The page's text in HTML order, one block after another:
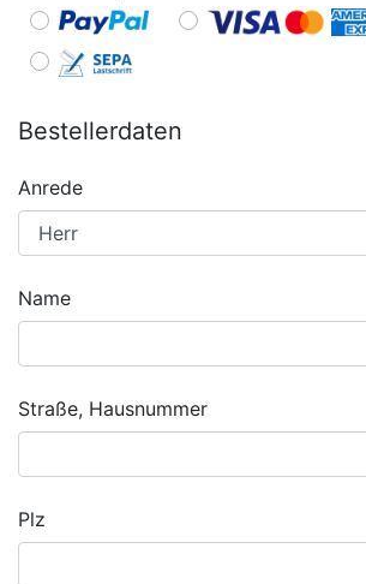
Bestellerdaten
Anrede
Name
Straße, Hausnummer
Plz